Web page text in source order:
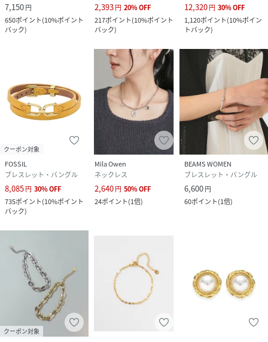
7,150円
650ポイント(10%ポイント
バック)
2,393円 20%OFF
217ポイント(10%ポイント
バック)
12,320円 30%OFF
1,120ポイント(10%ポイン
トバック)
クーポン対象
FOSSIL
ブレスレット・バングル
8,085円 30%OFF
735ポイント(10%ポイント
バック)
Mila Owen
ネックレス
2,640円 50%OFF
24ポイント(1倍)
BEAMS WOMEN
ブレスレット・バングル
6,600円
60ポイント(1倍)
クーポン対象